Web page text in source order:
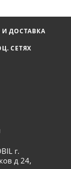
ДОСТАВКА
СЕТЯХ
г.
д 24,